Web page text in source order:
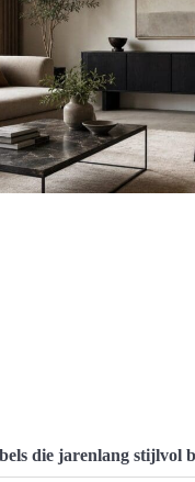
die jarenlang stijlvol